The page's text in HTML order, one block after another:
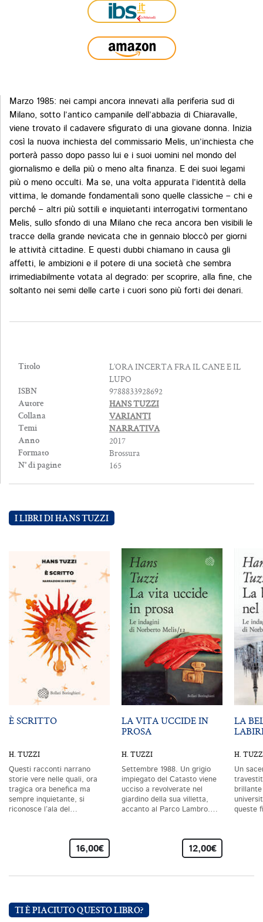
Marzo 1985: nei campi ancora innevati alla periferia sud di
Milano, sotto l’antico campanile dell’abbazia di Chiaravalle,
viene trovato il cadavere sfigurato di una giovane donna. Inizia
così la nuova inchiesta del commissario Melis, un’inchiesta che
porterà passo dopo passo lui e i suoi uomini nel mondo del
giornalismo e della più o meno alta finanza. E dei suoi legami
più o meno occulti. Ma se, una volta appurata l’identità della
vittima, le domande fondamentali sono quelle classiche – chi e
perché – altri più sottili e inquietanti interrogativi tormentano
Melis, sullo sfondo di una Milano che reca ancora ben visibili le
tracce della grande nevicata che in gennaio bloccò per giorni
le attività cittadine. E questi dubbi chiamano in causa gli
affetti, le ambizioni e il potere di una società che sembra
irrimediabilmente votata al degrado: per scoprire, alla fine, che
soltanto nei semi delle carte i cuori sono più forti dei denari.
Titolo
L’ORA INCERTA FRA IL CANE E IL
LUPO
ISBN 9788833928692
Autore HANS TUZZI
Collana VARIANTI
Temi NARRATIVA
Anno 2017
Formato Brossura
N° di pagine 165
I LIBRI DI HANS TUZZI
È SCRITTO
H. TUZZI
Questi racconti narrano
storie vere nelle quali, ora
tragica ora benefica ma
sempre inquietante, si
riconosce l’ala del…
16,00€
LA VITA UCCIDE IN
PROSA
H. TUZZI
Settembre 1988. Un grigio
impiegato del Catasto viene
ucciso a revolverate nel
giardino della sua villetta,
accanto al Parco Lambro.…
12,00€
LA
H.
Un
queste
TI È PIACIUTO QUESTO LIBRO?